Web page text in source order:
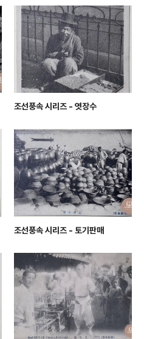
조선풍속 시리즈 - 엿장수
조선풍속 시리즈 - 토기판매